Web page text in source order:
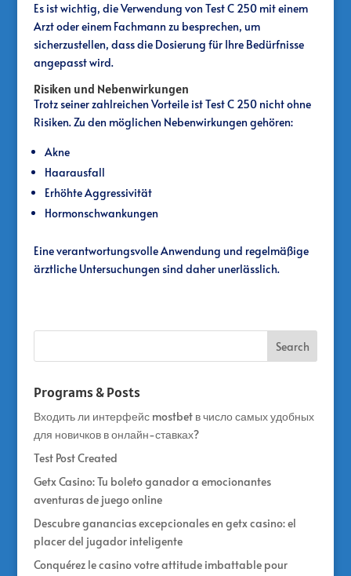
Es ist wichtig, die Verwendung von Test C 250 mit einem
Arzt oder einem Fachmann zu besprechen, um
sicherzustellen, dass die Dosierung für Ihre Bedürfnisse
angepasst wird.
Risiken und Nebenwirkungen
Trotz seiner zahlreichen Vorteile ist Test C 250 nicht ohne
Risiken. Zu den möglichen Nebenwirkungen gehören:
Akne
Haarausfall
Erhöhte Aggressivität
Hormonschwankungen
Eine verantwortungsvolle Anwendung und regelmäßige
ärztliche Untersuchungen sind daher unerlässlich.
Programs & Posts
Входить ли интерфейс mostbet в число самых удобных
для новичков в онлайн-ставках?
Test Post Created
Getx Casino: Tu boleto ganador a emocionantes
aventuras de juego online
Descubre ganancias excepcionales en getx casino: el
placer del jugador inteligente
Conquérez le casino votre attitude imbattable pour